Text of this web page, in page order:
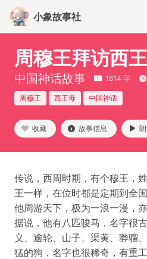
小象故事社
周穆王拜访西
中国神话故事 1614 字
周穆王 西王母 中国神话
收藏 故事信息
传说，西周时期，有个穆王，
王一样，在位时都是定期到全国
他周游天下，极为一浪一漫，
据说，他有八匹骏马，名字很
义、逾轮、山子、渠黄、骅骝
猛的狗，名字也很稀奇，有重